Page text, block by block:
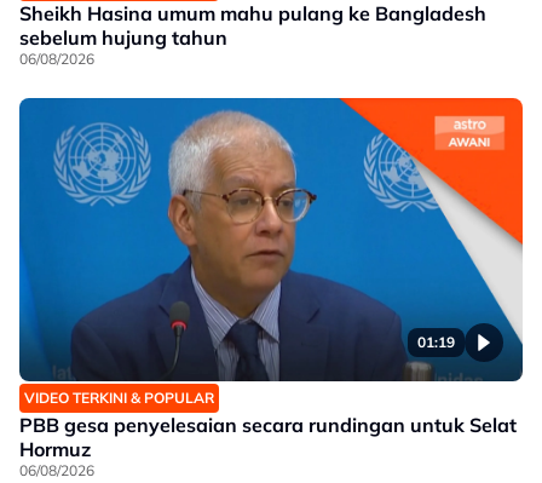
Sheikh Hasina umum mahu pulang ke Bangladesh
sebelum hujung tahun
06/08/2026
01:19
VIDEO TERKINI & POPULAR
PBB gesa penyelesaian secara rundingan untuk Selat
Hormuz
06/08/2026